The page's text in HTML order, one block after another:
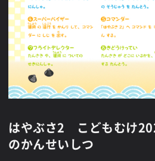
はやぶさ2 こどもむけ
のかんせいしつ